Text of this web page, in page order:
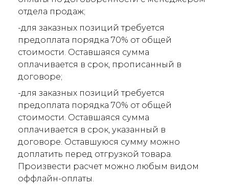
отдела продаж;
-для заказных позиций требуется
предоплата порядка 70% от общей
стоимости. Оставшаяся сумма
оплачивается в срок, прописанный в
договоре;
-для заказных позиций требуется
предоплата порядка 70% от общей
стоимости. Оставшаяся сумма
оплачивается в срок, указанный в
договоре. Оставшуюся сумму можно
доплатить перед отгрузкой товара.
Произвести расчет можно любым видом
оффлайн-оплаты.